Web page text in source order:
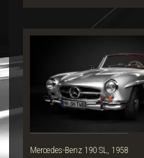
Mercedes-Benz 190 SL, 1958